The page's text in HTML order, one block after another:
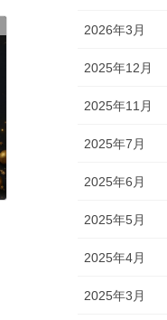
2026年3月
2025年12月
2025年11月
2025年7月
2025年6月
2025年5月
2025年4月
2025年3月